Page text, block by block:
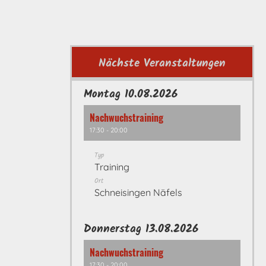
Nächste Veranstaltungen
Montag 10.08.2026
Nachwuchstraining
17:30 - 20:00
Typ
Training
Ort
Schneisingen Näfels
Donnerstag 13.08.2026
Nachwuchstraining